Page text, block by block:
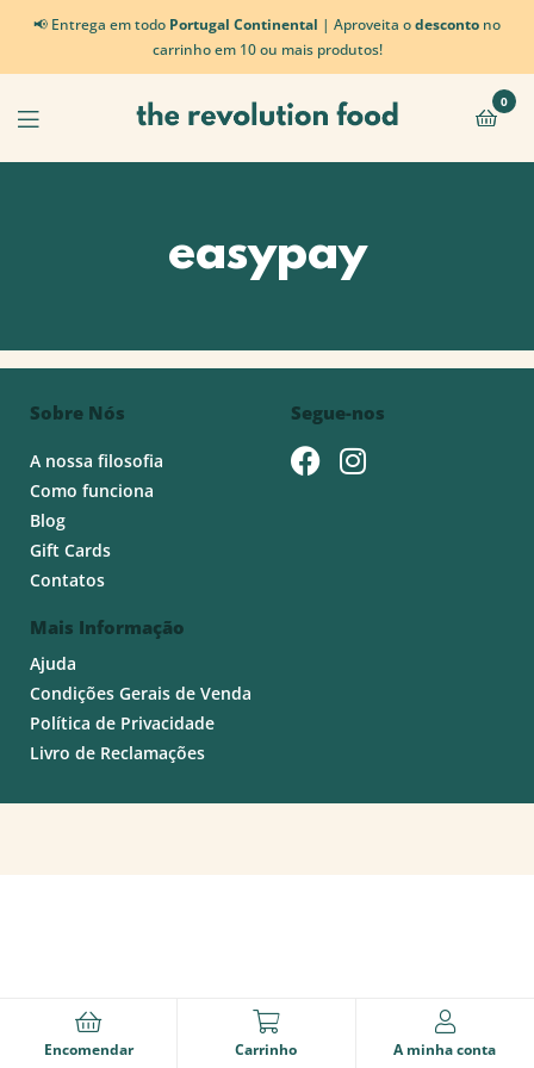
📢 Entrega em todo Portugal Continental | Aproveita odesconto no
carrinho em 10 ou mais produtos!
0
easypay
Sobre Nós
A nossa filosofia
Como funciona
Blog
Gift Cards
Contatos
Mais Informação
Ajuda
Condições Gerais de Venda
Política de Privacidade
Livro de Reclamações
Segue-nos
Encomendar Carrinho A minha conta